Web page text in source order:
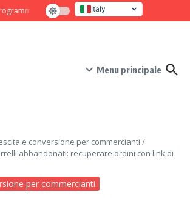
intensivo di novanta giorni per crescita e
Italy
United States
Menu principale
e conversione per commercianti /
abbandonati: recuperare ordini con link di
per commercianti